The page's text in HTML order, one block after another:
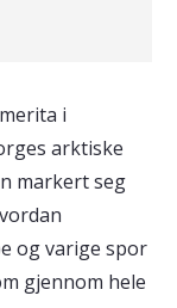
i
arktiske
markert seg
og varige spor
gjennom hele